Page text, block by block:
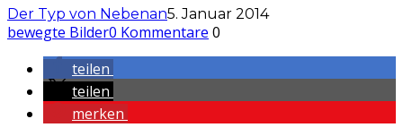
Der Typ von Nebenan5. Januar 2014
bewegte Bilder0 Kommentare 0
teilen
teilen
merken